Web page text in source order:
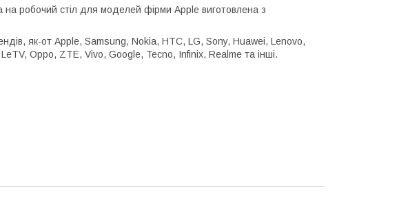
на робочий стіл для моделей фірми Apple виготовлена з
як-от Apple, Samsung, Nokia, HTC, LG, Sony, Huawei, Lenovo,
Oppo, ZTE, Vivo, Google, Tecno, Infinix, Realme та інші.